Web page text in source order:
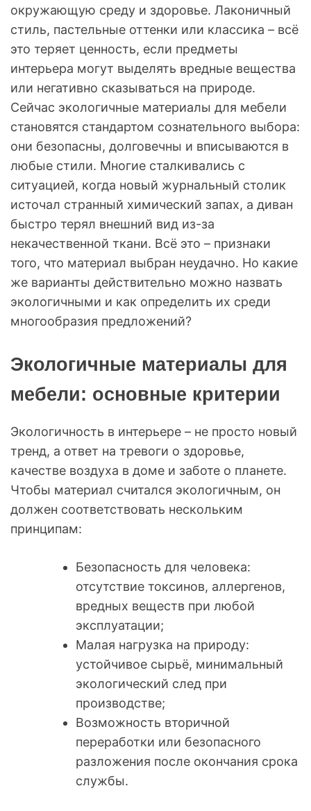
окружающую среду и здоровье. Лаконичный
стиль, пастельные оттенки или классика – всё
это теряет ценность, если предметы
интерьера могут выделять вредные вещества
или негативно сказываться на природе.
Сейчас экологичные материалы для мебели
становятся стандартом сознательного выбора:
они безопасны, долговечны и вписываются в
любые стили. Многие сталкивались с
ситуацией, когда новый журнальный столик
источал странный химический запах, а диван
быстро терял внешний вид из-за
некачественной ткани. Всё это – признаки
того, что материал выбран неудачно. Но какие
же варианты действительно можно назвать
экологичными и как определить их среди
многообразия предложений?
Экологичные материалы для
мебели: основные критерии
Экологичность в интерьере – не просто новый
тренд, а ответ на тревоги о здоровье,
качестве воздуха в доме и заботе о планете.
Чтобы материал считался экологичным, он
должен соответствовать нескольким
принципам:
Безопасность для человека:
отсутствие токсинов, аллергенов,
вредных веществ при любой
эксплуатации;
Малая нагрузка на природу:
устойчивое сырьё, минимальный
экологический след при
производстве;
Возможность вторичной
переработки или безопасного
разложения после окончания срока
службы.